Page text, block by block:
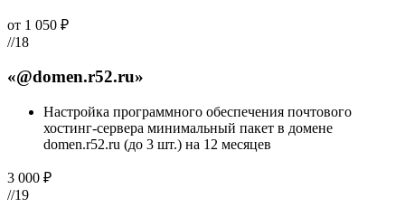
от 1 050 ₽
//18
«@domen.r52.ru»
Настройка программного обеспечения почтового
хостинг-сервера минимальный пакет в домене
domen.r52.ru (до 3 шт.) на 12 месяцев
3 000 ₽
//19